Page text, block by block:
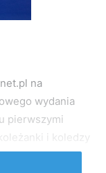
na
wydania
pierwszymi
i koledzy